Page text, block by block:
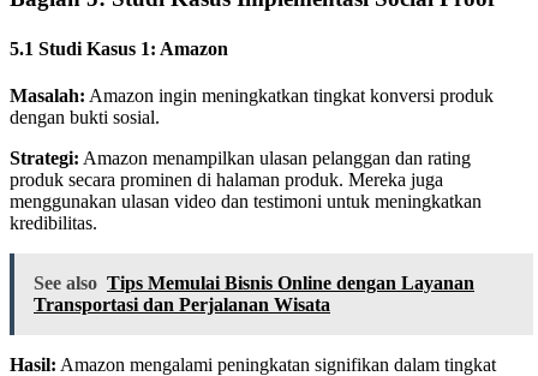
5.1 Studi Kasus 1: Amazon
Masalah: Amazon ingin meningkatkan tingkat konversi produk
dengan bukti sosial.
Strategi: Amazon menampilkan ulasan pelanggan dan rating
produk secara prominen di halaman produk. Mereka juga
menggunakan ulasan video dan testimoni untuk meningkatkan
kredibilitas.
See also Tips Memulai Bisnis Online dengan Layanan
Transportasi dan Perjalanan Wisata
Hasil: Amazon mengalami peningkatan signifikan dalam tingkat